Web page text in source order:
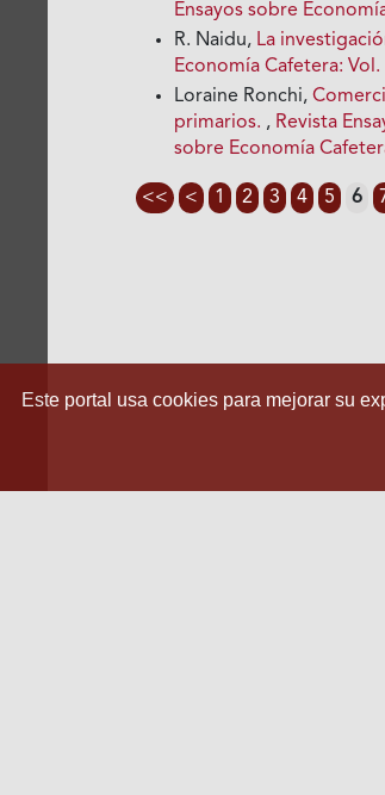
Ensayos sobre
R. Naidu, La
Economía Cafetera:
Loraine Ronchi,
primarios. , Revista
sobre Economía
<< < 1 2 3 4 5 6
Este portal usa cookies para mejorar su